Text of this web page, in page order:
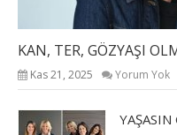
KAN, TER, GÖZYAŞI
Kas 21, 2025 Yorum Yok
YAŞASIN